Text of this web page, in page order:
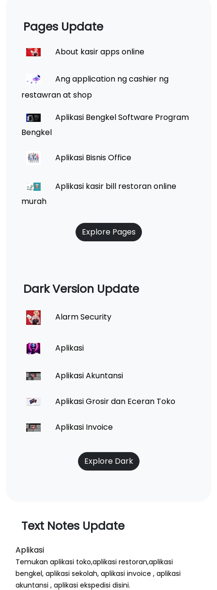
Pages Update
About kasir apps online
Ang application ng cashier ng
restawran at shop
Aplikasi Bengkel Software Program
Bengkel
Aplikasi Bisnis Office
Aplikasi kasir bill restoran online
murah
Explore Pages
Dark Version Update
Alarm Security
Aplikasi
Aplikasi Akuntansi
Aplikasi Grosir dan Eceran Toko
Aplikasi Invoice
Explore Dark
Text Notes Update
Aplikasi
Temukan aplikasi toko,aplikasi restoran,aplikasi
bengkel, aplikasi sekolah, aplikasi invoice , aplikasi
akuntansi , aplikasi ekspedisi disini.